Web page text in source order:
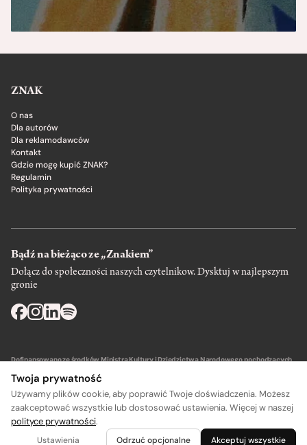
ZNAK
O nas
Dla autorów
Dla reklamodawców
Kontakt
Gdzie mogę kupić ZNAK?
Regulamin
Polityka prywatności
Bądź na bieżąco ze „Znakiem”
Dołącz do społeczności naszych czytelnikow. Dysktuj w najlepszym
gronie
Dofinansowano ze środków Ministra Kultury i Dziedzictwa Narodowego pochodzących
Wydawca: SIW Znak w Krakowie
Twoja prywatność
Używamy plików cookie, aby poprawić Twoje doświadczenia. Możesz
zaakceptować wszystkie lub dostosować ustawienia. Więcej w naszej
polityce prywatności.
Ustawienia Odrzuć opcjonalne Akceptuj wszystkie